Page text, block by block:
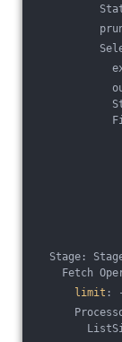
Statistics:
Select
Statistics:
File
Statistics:
input
output
serde:
Stage:
Fetch
limit :
Processor